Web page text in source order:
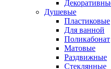
Душевые
Пластиковые
Для ванной
Поликабонат
Матовые
Раздвижные
Стеклянные